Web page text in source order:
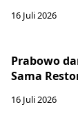
16 Juli 2026
Prabowo
Sama
16 Juli 2026